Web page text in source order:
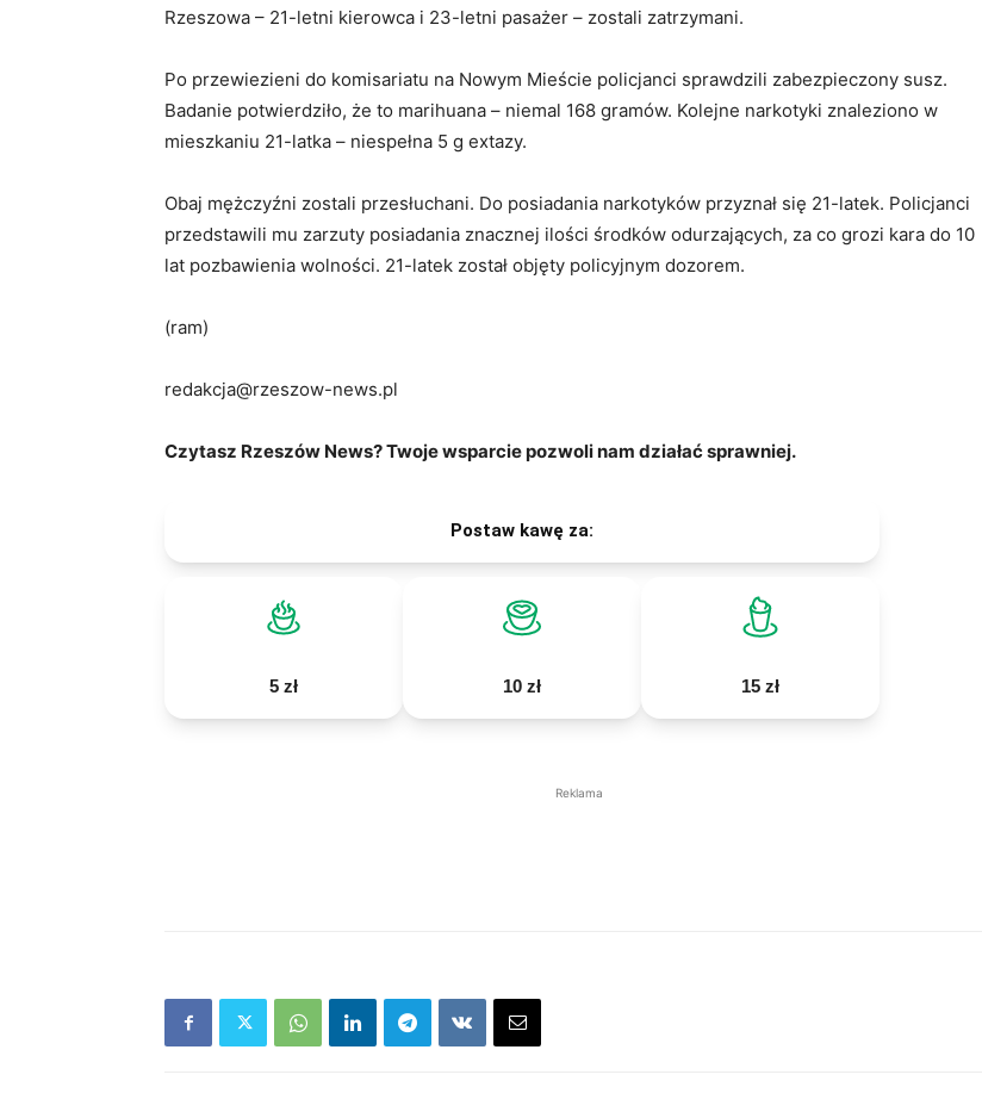
Rzeszowa – 21-letni kierowca i 23-letni pasażer – zostali zatrzymani.
Po przewiezieni do komisariatu na Nowym Mieście policjanci sprawdzili zabezpieczony susz.
Badanie potwierdziło, że to marihuana – niemal 168 gramów. Kolejne narkotyki znaleziono w
mieszkaniu 21-latka – niespełna 5 g extazy.
Obaj mężczyźni zostali przesłuchani. Do posiadania narkotyków przyznał się 21-latek. Policjanci
przedstawili mu zarzuty posiadania znacznej ilości środków odurzających, za co grozi kara do 10
lat pozbawienia wolności. 21-latek został objęty policyjnym dozorem.
(ram)
redakcja@rzeszow-news.pl
Czytasz Rzeszów News? Twoje wsparcie pozwoli nam działać sprawniej.
Postaw kawę za:
5 zł 10 zł 15 zł
Reklama